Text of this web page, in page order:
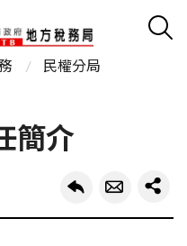
民權分局
簡介